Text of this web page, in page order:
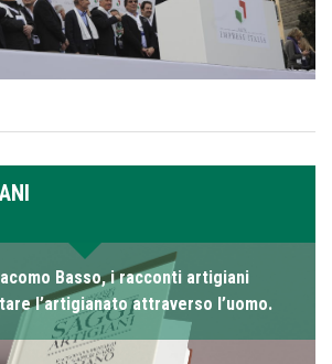
Basso, i racconti artigiani
l’artigianato attraverso l’uomo.